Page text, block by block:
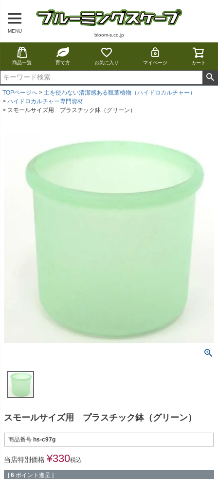
MENU
bloom-s.co.jp
商品一覧 育て方 お気に入り マイページ カート
TOPページへ
土を使わない清潔感ある観葉植物（ハイドロカルチャー）
ハイドロカルチャー専門資材
スモールサイズ用 プラスチック鉢（グリーン）
スモールサイズ用 プラスチック鉢（グリーン）
商品番号 hs-c97g
当店特別価格 ¥330税込
[ 6 ポイント進呈 ]